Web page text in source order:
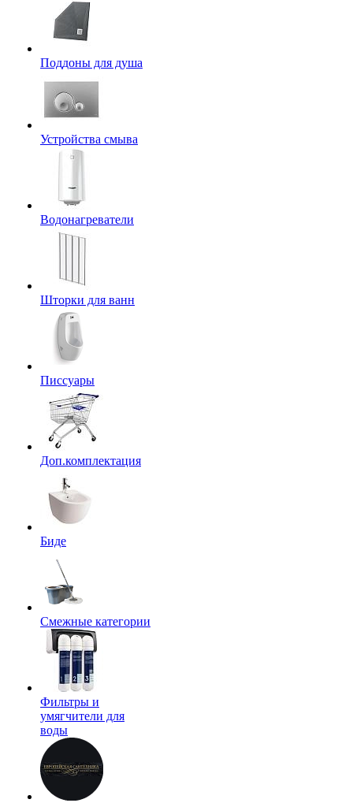
Поддоны для душа
Устройства смыва
Водонагреватели
Шторки для ванн
Писсуары
Доп.комплектация
Биде
Смежные категории
Фильтры и
умягчители для
воды